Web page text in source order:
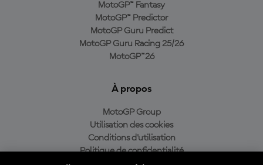
MotoGP™ Fantasy
MotoGP™ Predictor
MotoGP Guru Predict
MotoGP Guru Racing 25/26
MotoGP™26
À propos
MotoGP Group
Utilisation des cookies
Conditions d'utilisation
Politique de confidentialité